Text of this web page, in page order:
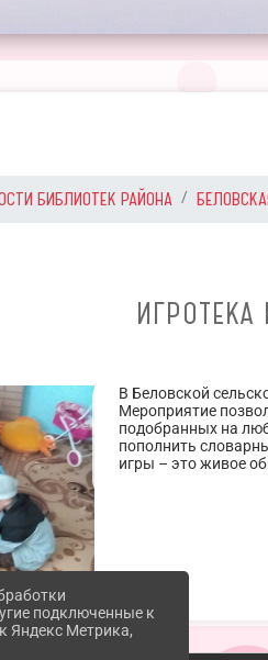
БИБЛИОТЕК РАЙОНА
В Беловской
Мероприятие
подобранных на
пополнить
игры – это живое
подключенные к
Яндекс Метрика,